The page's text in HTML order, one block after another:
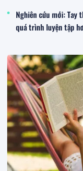
Nghiên cứu mới:
quá trình luyện tập